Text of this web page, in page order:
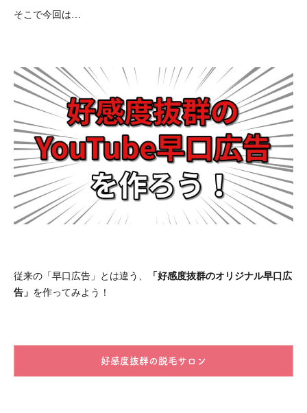
そこで今回は…
従来の「早口広告」とは違う、
「好感度抜群のオリジナル早口広
告」 を作ってみよう！
好感度抜群の脱毛サロン